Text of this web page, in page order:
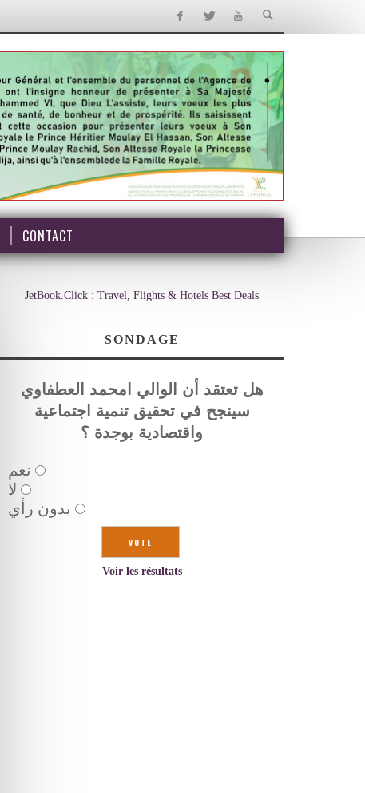
CONTACT
JetBook.Click : Travel, Flights & Hotels Best Deals
SONDAGE
هل تعتقد أن الوالي امحمد العطفاوي
سينجح في تحقيق تنمية اجتماعية
واقتصادية بوجدة ؟
نعم
لا
بدون رأي
Voir les résultats